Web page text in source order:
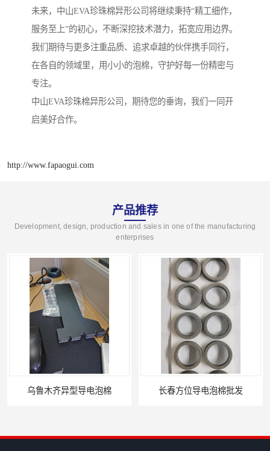
未来，中山EVA珍珠棉异形公司将继续秉持“精工细作，
服务至上”的初心，不断深挖技术潜力，拓宽应用边界。
我们期待与更多注重品质、追求卓越的伙伴携手同行，
在各自的领域里，用小小的泡棉，守护好每一份精密与
专注。
中山EVA珍珠棉异形公司，期待您的垂询，我们一同开
启美好合作。
http://www.fapaogui.com
产品推荐
Development, design, production and sales in one of the manufacturing
enterprises
乌鲁木齐异型导电泡棉 长春方位导电泡棉批发